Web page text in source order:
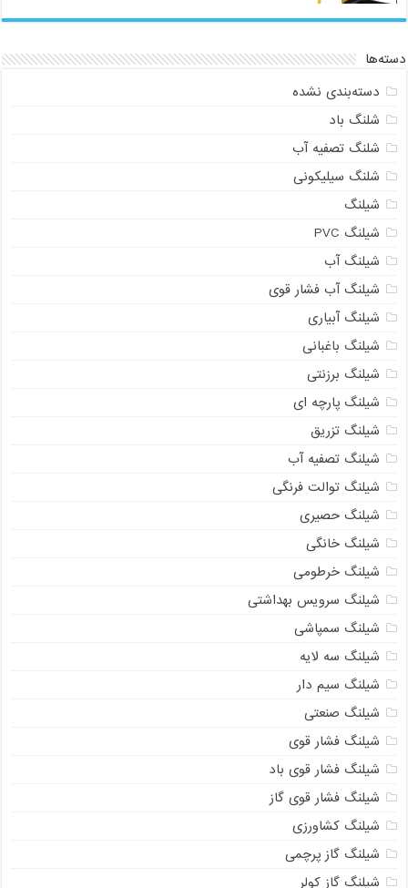
دسته‌ها
دسته‌بندی نشده
شلنگ باد
شلنگ تصفیه آب
شلنگ سیلیکونی
شیلنگ
شیلنگ PVC
شیلنگ آب
شیلنگ آب فشار قوی
شیلنگ آبیاری
شیلنگ باغبانی
شیلنگ برزنتی
شیلنگ پارچه ای
شیلنگ تزریق
شیلنگ تصفیه آب
شیلنگ توالت فرنگی
شیلنگ حصیری
شیلنگ خانگی
شیلنگ خرطومی
شیلنگ سرویس بهداشتی
شیلنگ سمپاشی
شیلنگ سه لایه
شیلنگ سیم دار
شیلنگ صنعتی
شیلنگ فشار قوی
شیلنگ فشار قوی باد
شیلنگ فشار قوی گاز
شیلنگ کشاورزی
شیلنگ گاز پرچمی
شیلنگ گاز کولر